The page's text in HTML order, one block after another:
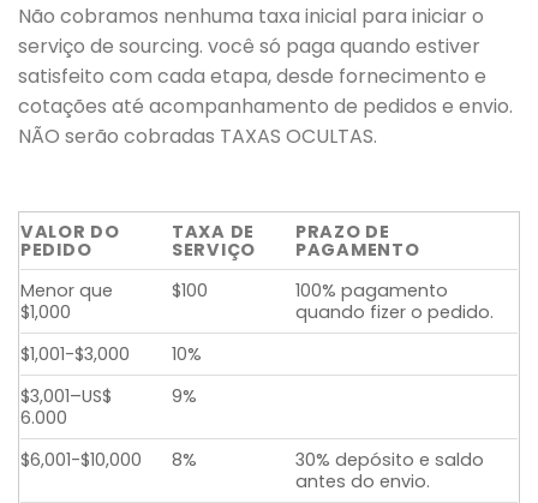
Não cobramos nenhuma taxa inicial para iniciar o
serviço de sourcing. você só paga quando estiver
satisfeito com cada etapa, desde fornecimento e
cotações até acompanhamento de pedidos e envio.
NÃO serão cobradas TAXAS OCULTAS.
VALOR DO
PEDIDO
TAXA DE
SERVIÇO
PRAZO DE
PAGAMENTO
VALOR DO
PEDIDO
TAXA DE
SERVIÇO
PRAZO DE
PAGAMENTO
Menor que
$1,000
$100
100% pagamento
quando fizer o pedido.
$1,001-$3,000
10%
$3,001–US$
6.000
9%
$6,001-$10,000 8%
30% depósito e saldo
antes do envio.​